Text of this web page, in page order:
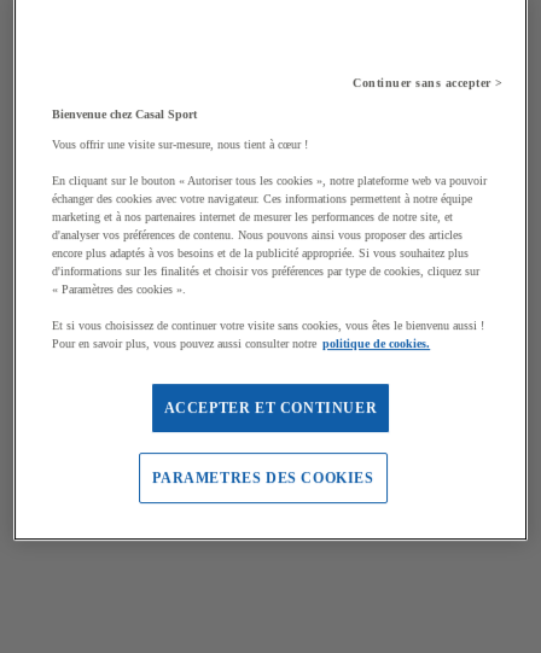
Continuer sans accepter >
Bienvenue chez Casal Sport
Vous offrir une visite sur-mesure, nous tient à cœur !
En cliquant sur le bouton « Autoriser tous les cookies », notre plateforme web va pouvoir
échanger des cookies avec votre navigateur. Ces informations permettent à notre équipe
marketing et à nos partenaires internet de mesurer les performances de notre site, et
d'analyser vos préférences de contenu. Nous pouvons ainsi vous proposer des articles
encore plus adaptés à vos besoins et de la publicité appropriée. Si vous souhaitez plus
d'informations sur les finalités et choisir vos préférences par type de cookies, cliquez sur
« Paramètres des cookies ».
Et si vous choisissez de continuer votre visite sans cookies, vous êtes le bienvenu aussi !
Pour en savoir plus, vous pouvez aussi consulter notre politique de cookies.
ACCEPTER ET CONTINUER
PARAMETRES DES COOKIES